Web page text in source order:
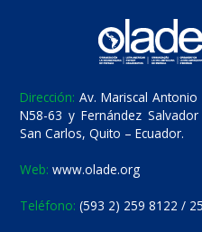
Dirección: Av. Mariscal Antonio
N58-63 y Fernández
San Carlos, Quito – Ecuador.
Web: www.olade.org
Teléfono: (593 2) 259 8122 /